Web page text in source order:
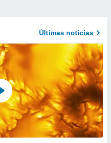
Últimas noticias